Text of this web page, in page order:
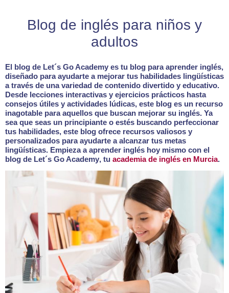
Blog de inglés para niños y
adultos
El blog de Let´s Go Academy es tu blog para aprender inglés,
diseñado para ayudarte a mejorar tus habilidades lingüísticas
a través de una variedad de contenido divertido y educativo.
Desde lecciones interactivas y ejercicios prácticos hasta
consejos útiles y actividades lúdicas, este blog es un recurso
inagotable para aquellos que buscan mejorar su inglés. Ya
sea que seas un principiante o estés buscando perfeccionar
tus habilidades, este blog ofrece recursos valiosos y
personalizados para ayudarte a alcanzar tus metas
lingüísticas. Empieza a aprender inglés hoy mismo con el
blog de Let´s Go Academy, tu academia de inglés en Murcia.